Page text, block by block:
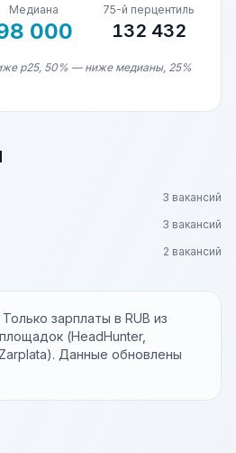
Медиана
000
75-й перцентиль
132 432
p25, 50% — ниже медианы, 25%
3 вакансий
3 вакансий
2 вакансий
Только зарплаты в RUB из
(HeadHunter,
Данные обновлены